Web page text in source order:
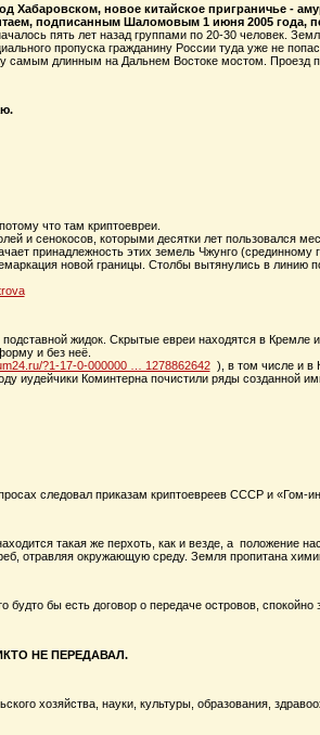
Хабаровском, новое китайское приграничье -
подписанным Шаломовым 1 июня 2005 года,
пять лет назад группами по 20-30 человек.
пропуска гражданину России туда уже не
самым длинным на Дальнем Востоке мостом. Проезд
что там криптоевреи.
и сенокосов, которыми десятки лет пользовался
принадлежность этих земель Чжунго (срединному
новой границы. Столбы вытянулись в линию
жидок. Скрытые евреи находятся в
и без неё.
?1-17-0-000000 … 1278862642), в том числе и в
иудейчики Коминтерна почистили ряды созданной
следовал приказам криптоевреев СССР и «Гом-
такая же перхоть, как и везде, а положение
отравляя окружающую среду. Земля пропитана
будто бы есть договор о передаче островов,
НЕ ПЕРЕДАВАЛ.
хозяйства, науки, культуры, образования,